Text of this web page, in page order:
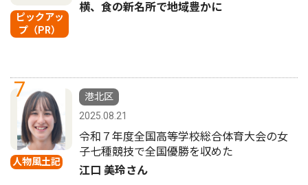
ピックアッ
プ（PR）
横、食の新名所で地域豊かに
7
人物風土記
港北区
2025.08.21
令和７年度全国高等学校総合体育大会の女
子七種競技で全国優勝を収めた
江口 美玲さん